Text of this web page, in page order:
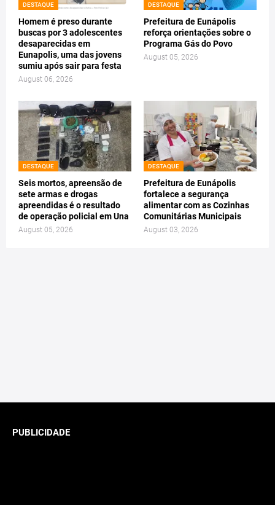
DESTAQUE
Homem é preso durante
buscas por 3 adolescentes
desaparecidas em
Eunapolis, uma das jovens
sumiu após sair para festa
August 06, 2026
DESTAQUE
Prefeitura de Eunápolis
reforça orientações sobre o
Programa Gás do Povo
August 05, 2026
DESTAQUE
Seis mortos, apreensão de
sete armas e drogas
apreendidas é o resultado
de operação policial em Una
August 05, 2026
DESTAQUE
Prefeitura de Eunápolis
fortalece a segurança
alimentar com as Cozinhas
Comunitárias Municipais
August 03, 2026
PUBLICIDADE